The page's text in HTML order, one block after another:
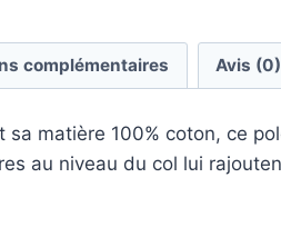
complémentaires Avis (0)
sa matière 100% coton, ce
au niveau du col lui